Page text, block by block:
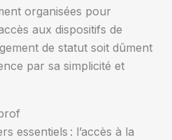
organisées pour
aux dispositifs de
de statut soit dûment
par sa simplicité et
essentiels : l’accès à la